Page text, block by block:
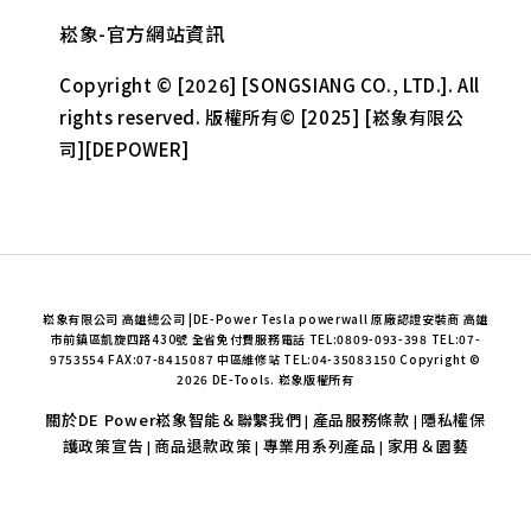
崧象-官方網站資訊
Copyright © [2026] [SONGSIANG CO., LTD.]. All
rights reserved. 版權所有© [2025] [崧象有限公
司][DEPOWER]
崧象有限公司 高雄總公司 |DE-Power Tesla powerwall 原廠認證安裝商 高雄
市前鎮區凱旋四路430號 全省免付費服務電話 TEL:0809-093-398 TEL:07-
9753554 FAX:07-8415087 中區維修站 TEL:04-35083150 Copyright ©
2026 DE-Tools. 崧象版權所有
關於DE Power崧象智能＆聯繫我們 | 產品服務條款 | 隱私權保
護政策宣告 | 商品退款政策 | 專業用系列產品 | 家用＆園藝